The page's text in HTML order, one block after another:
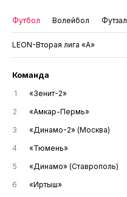
Футбол Волейбол Футзал
LEON-Вторая лига «А»
Команда
1 «Зенит-2»
2
«Амкар-Пермь»
3
«Динамо-2» (Москва)
4
«Тюмень»
5
«Динамо» (Ставрополь)
6
«Иртыш»